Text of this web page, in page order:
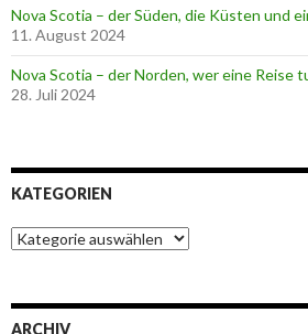
Nova Scotia – der Süden, die Küsten und
11. August 2024
Nova Scotia – der Norden, wer eine Reise
28. Juli 2024
KATEGORIEN
K
a
ARCHIV